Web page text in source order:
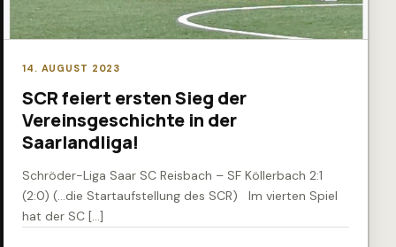
14. AUGUST 2023
SCR feiert ersten Sieg der
Vereinsgeschichte in der
Saarlandliga!
Schröder-Liga Saar SC Reisbach – SF Köllerbach 2:1
(2:0) (…die Startaufstellung des SCR) Im vierten Spiel
hat der SC […]